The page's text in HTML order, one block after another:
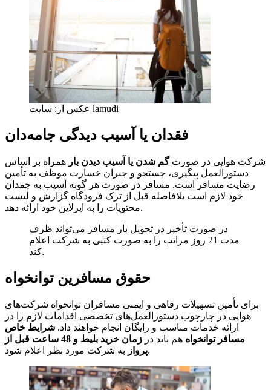
عکس از: سایت lamudi
فقدان یا آسیب دیدگی جامه‌دان
شرکت هوایی در صورت گم شدن یا آسیب دیدن بار همراه بر اساس
دستورالعمل پیگیری، جستجو و جبران خسارت موظف به تأمین
رضایت مسافر است. مسافر در صورت هر گونه آسیب به چمدان
خود لازم است بلافاصله قبل از ترک فرودگاه گزارش و لیست
محتویات را به ایرلاین خود ارائه دهد.
در صورت تأخیر در تحویل بار مسافر می‌تواند ظرف
مدت 21 روز مراتب را به صورت کتبی به شرکت اعلام
کند.
حقوق مسافرین توانخواه
برای تأمین تسهیلات رفاهی و ایمنی مسافران توانخواه شرکت‌های
هوایی در چارچوب دستورالعمل‌های تخصصی اقدامات لازم را در
ارائه خدمات مناسب و رایگان انجام خواهند داد. شرایط خاص
مسافر توانخواه هم باید در
زمان خرید بلیط و 48 ساعت قبل از
پروازبه شرکت مورد نظر اعلام شود.